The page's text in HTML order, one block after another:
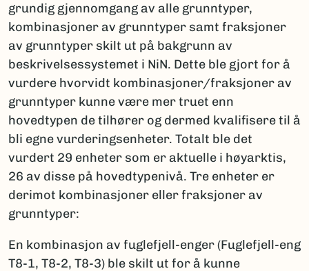
grundig gjennomgang av alle grunntyper,
kombinasjoner av grunntyper samt fraksjoner
av grunntyper skilt ut på bakgrunn av
beskrivelsessystemet i NiN. Dette ble gjort for å
vurdere hvorvidt kombinasjoner/fraksjoner av
grunntyper kunne være mer truet enn
hovedtypen de tilhører og dermed kvalifisere til å
bli egne vurderingsenheter. Totalt ble det
vurdert 29 enheter som er aktuelle i høyarktis,
26 av disse på hovedtypenivå. Tre enheter er
derimot kombinasjoner eller fraksjoner av
grunntyper:
En kombinasjon av fuglefjell-enger (Fuglefjell-eng
T8-1, T8-2, T8-3) ble skilt ut for å kunne